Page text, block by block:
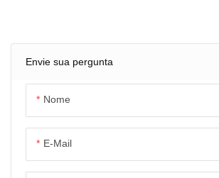
Envie sua pergunta
Nome
E-Mail